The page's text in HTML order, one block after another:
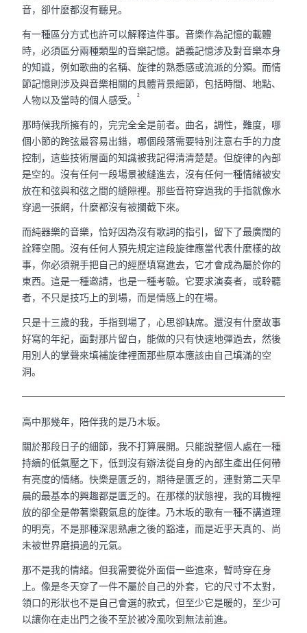
音，卻什麼都沒有聽見。
有一種區分方式也許可以解釋這件事。音樂作為記憶的載體
時，必須區分兩種類型的音樂記憶。語義記憶涉及對音樂本身
的知識，例如歌曲的名稱、旋律的熟悉感或流派的分類。而情
節記憶則涉及與音樂相關的具體背景細節，包括時間、地點、
人物以及當時的個人感受。
²
那時候我所擁有的，完完全全是前者。曲名，調性，難度，哪
個小節的跨弦最容易出錯，哪個段落需要特別注意右手的力度
控制，這些技術層面的知識被我記得清清楚楚。但旋律的內部
是空的。沒有任何一段場景被縫進去，沒有任何一種情緒被安
放在和弦與和弦之間的縫隙裡。那些音符穿過我的手指就像水
穿過一張網，什麼都沒有被攔截下來。
而純器樂的音樂，恰好因為沒有歌詞的指引，留下了最廣闊的
詮釋空間。沒有任何人預先規定這段旋律應當代表什麼樣的故
事，你必須親手把自己的經歷填寫進去，它才會成為屬於你的
東西。這是一種邀請，也是一種考驗。它要求演奏者，或聆聽
者，不只是技巧上的到場，而是情感上的在場。
只是十三歲的我，手指到場了，心思卻缺席。還沒有什麼故事
好寫的年紀，面對那片留白，能做的只有快速地彈過去，然後
用別人的掌聲來填補旋律裡面那些原本應該由自己填滿的空
洞。
高中那幾年，陪伴我的是乃木坂。
關於那段日子的細節，我不打算展開。只能說整個人處在一種
持續的低氣壓之下，低到沒有辦法從自身的內部生產出任何帶
有亮度的情緒。快樂是匱乏的，期待是匱乏的，連對第二天早
晨的最基本的興趣都是匱乏的。在那樣的狀態裡，我的耳機裡
放的卻全是帶著樂觀氣息的旋律。乃木坂的歌有一種不講道理
的明亮，不是那種深思熟慮之後的豁達，而是近乎天真的、尚
未被世界磨損過的元氣。
那不是我的情緒。但我需要從外面借一些進來，暫時穿在身
上。像是冬天穿了一件不屬於自己的外套，它的尺寸不太對，
領口的形狀也不是自己會選的款式，但至少它是暖的，至少可
以讓你在走出門之後不至於被冷風吹到無法前進。